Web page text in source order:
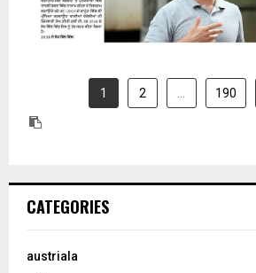
1 2 … 190
CATEGORIES
austriala